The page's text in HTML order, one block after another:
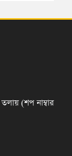
(শপ নাম্বার